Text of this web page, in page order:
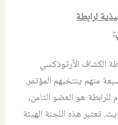
لرابطة
:
الكشاف الأرثوذكسي
منهم ينتخبهم المؤتمر.
هو العضو الثامن،
تعتبر هذه اللجنة الهيئة